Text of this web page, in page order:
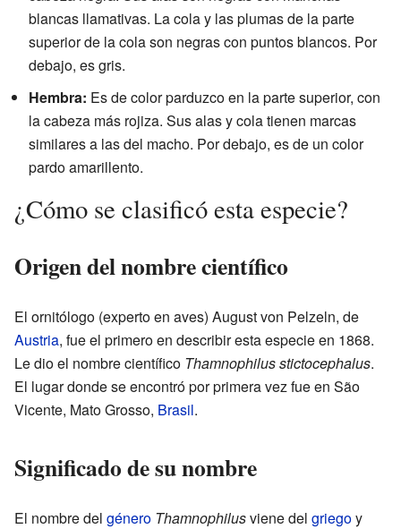
blancas llamativas. La cola y las plumas de la parte
superior de la cola son negras con puntos blancos. Por
debajo, es gris.
Hembra: Es de color parduzco en la parte superior, con
la cabeza más rojiza. Sus alas y cola tienen marcas
similares a las del macho. Por debajo, es de un color
pardo amarillento.
¿Cómo se clasificó esta especie?
Origen del nombre científico
El ornitólogo (experto en aves) August von Pelzeln, de
Austria, fue el primero en describir esta especie en 1868.
Le dio el nombre científico Thamnophilus stictocephalus.
El lugar donde se encontró por primera vez fue en São
Vicente, Mato Grosso, Brasil.
Significado de su nombre
El nombre del género Thamnophilusviene del griegoy